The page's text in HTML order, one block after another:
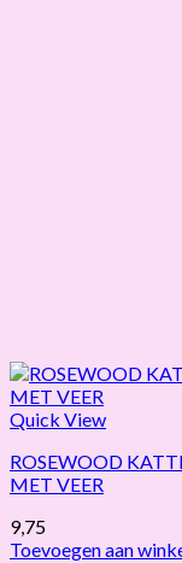
Quick View
ROSEWOOD
MET VEER
9,75
Toevoegen aan